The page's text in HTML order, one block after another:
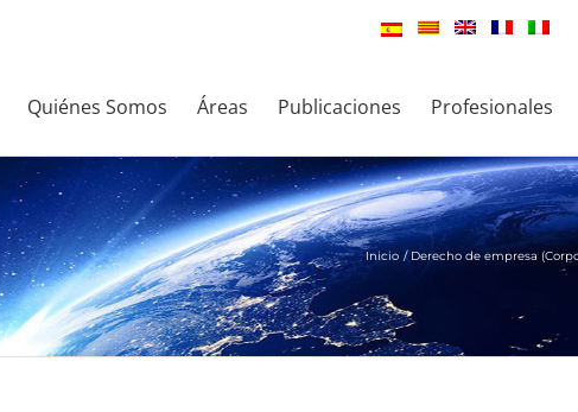
Quiénes Somos Áreas Publicaciones Profesionales
Inicio Derecho de empresa